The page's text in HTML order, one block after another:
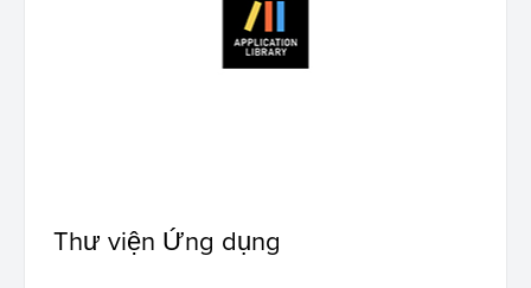
Thư viện Ứng dụng